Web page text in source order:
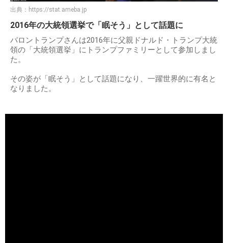
出典： https://stat.ameba.jp
2016年の大統領選挙で「眠そう」として話題に
バロントランプさんは2016年に父親ドナルド・トランプ大統
領の「大統領選挙」にトランプファミリーとして参加しまし
た。
その姿が「眠そう」として話題になり、一躍世界的に有名と
なりました。